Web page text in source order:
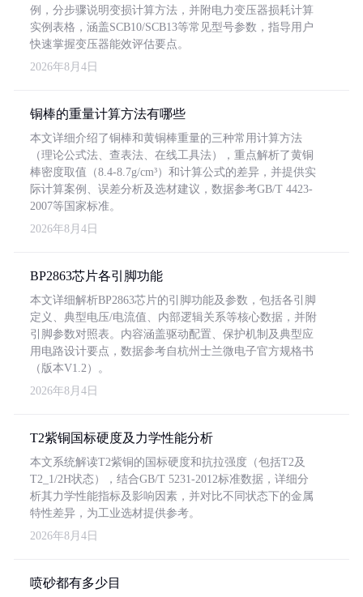
例，分步骤说明变损计算方法，并附电力变压器损耗计算
实例表格，涵盖SCB10/SCB13等常见型号参数，指导用户
快速掌握变压器能效评估要点。
2026年8月4日
铜棒的重量计算方法有哪些
本文详细介绍了铜棒和黄铜棒重量的三种常用计算方法
（理论公式法、查表法、在线工具法），重点解析了黄铜
棒密度取值（8.4-8.7g/cm³）和计算公式的差异，并提供实
际计算案例、误差分析及选材建议，数据参考GB/T 4423-
2007等国家标准。
2026年8月4日
BP2863芯片各引脚功能
本文详细解析BP2863芯片的引脚功能及参数，包括各引脚
定义、典型电压/电流值、内部逻辑关系等核心数据，并附
引脚参数对照表。内容涵盖驱动配置、保护机制及典型应
用电路设计要点，数据参考自杭州士兰微电子官方规格书
（版本V1.2）。
2026年8月4日
T2紫铜国标硬度及力学性能分析
本文系统解读T2紫铜的国标硬度和抗拉强度（包括T2及
T2_1/2H状态），结合GB/T 5231-2012标准数据，详细分
析其力学性能指标及影响因素，并对比不同状态下的金属
特性差异，为工业选材提供参考。
2026年8月4日
喷砂都有多少目